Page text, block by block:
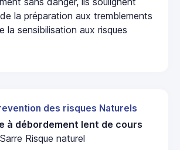
la préparation aux tremblements
la sensibilisation aux risques
des risques Naturels
à débordement lent de cours
Risque naturel